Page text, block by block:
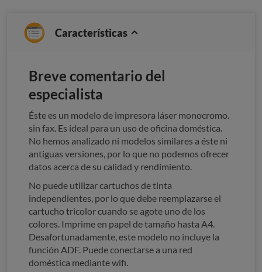
Características
Breve comentario del
especialista
Éste es un modelo de impresora láser monocromo.
sin fax. Es ideal para un uso de oficina doméstica.
No hemos analizado ni modelos similares a éste ni
antiguas versiones, por lo que no podemos ofrecer
datos acerca de su calidad y rendimiento.
No puede utilizar cartuchos de tinta
independientes, por lo que debe reemplazarse el
cartucho tricolor cuando se agote uno de los
colores. Imprime en papel de tamaño hasta A4.
Desafortunadamente, este modelo no incluye la
función ADF. Puede conectarse a una red
doméstica mediante wifi.